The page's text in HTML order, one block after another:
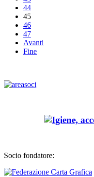
44
45
46
47
Avanti
Fine
Socio fondatore: